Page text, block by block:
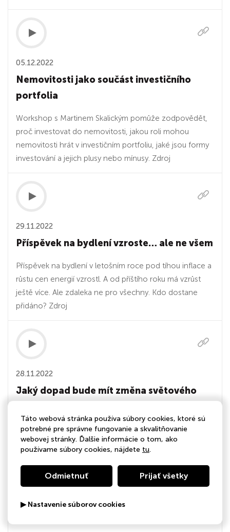
05.12.2022
Nemovitosti jako součást investičního
portfolia
Workshop s Martinem Skalickým pomůže zodpovědět,
proč investovat do nemovitosti, jakou roli mohou
nemovitosti hrát v investičním portfoliu, jaké jsou formy
investování a jejich plusy nebo mínusy. Zdroj
29.11.2022
Příspěvek na bydlení vzroste… ale ne všem
Příspěvek na bydlení v letošním roce pod tíhou inflace a
růstu cen energií vzrostl. A od příštího roku má vzrůst
ještě více. Ale zdaleka ne pro všechny. Kdo dostane
přidáno? Zdroj
28.11.2022
Jaký dopad bude mít změna světového
Jaké jsou zásadní změny na trhu? Jak komunikovat
změny s klienty? Mají se klienti připravit na zvýšenou
volatilitu trhů? Poradce vs. robot - spolupráce, nebo
souboj? Zdroj
Táto webová stránka používa súbory cookies, ktoré sú
potrebné pre správne fungovanie a skvalitňovanie
webovej stránky. Ďalšie informácie o tom, ako
používame súbory cookies, nájdete tu.
Odmietnuť Prijať všetky
▶ Nastavenie súborov cookies